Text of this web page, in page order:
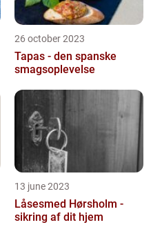
26 october 2023
Tapas - den spanske
smagsoplevelse
13 june 2023
Låsesmed Hørsholm -
sikring af dit hjem